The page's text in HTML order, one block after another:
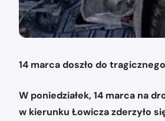
14 marca doszło do
W poniedziałek, 14 marca na
w kierunku Łowicza zderzyło